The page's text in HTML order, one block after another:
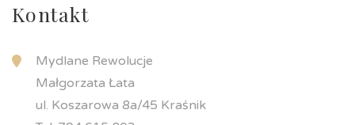
Kontakt
Mydlane Rewolucje
Małgorzata Łata
ul. Koszarowa 8a/45 Kraśnik